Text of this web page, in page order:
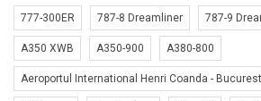
777-300ER 787-8 Dreamliner 787-9
A350 XWB A350-900 A380-800
Aeroportul International Henri Coanda -